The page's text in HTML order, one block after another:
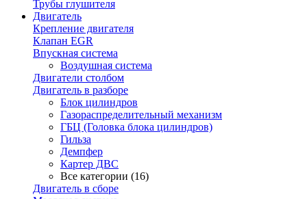
Трубы глушителя
Двигатель
Крепление двигателя
Клапан EGR
Впускная система
Воздушная система
Двигатели столбом
Двигатель в разборе
Блок цилиндров
Газораспределительный механизм
ГБЦ (Головка блока цилиндров)
Гильза
Демпфер
Картер ДВС
Все категории (16)
Двигатель в сборе